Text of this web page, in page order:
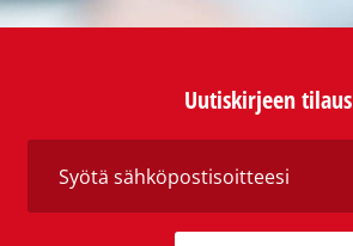
Uutiskirjeen tilaus